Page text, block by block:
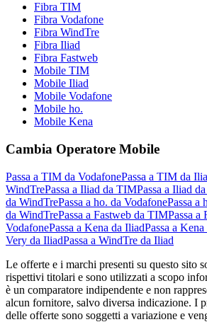
Fibra TIM
Fibra Vodafone
Fibra WindTre
Fibra Iliad
Fibra Fastweb
Mobile TIM
Mobile Iliad
Mobile Vodafone
Mobile ho.
Mobile Kena
Cambia Operatore Mobile
Passa a TIM da VodafonePassa a TIM da
WindTrePassa a Iliad da TIMPassa a Iliad
da WindTrePassa a ho. da VodafonePassa a
da WindTrePassa a Fastweb da TIMPassa a
VodafonePassa a Kena da IliadPassa a
Very da IliadPassa a WindTre da Iliad
Le offerte e i marchi presenti su questo sito
rispettivi titolari e sono utilizzati a scopo
è un comparatore indipendente e non
alcun fornitore, salvo diversa indicazione. I
delle offerte sono soggetti a variazione e